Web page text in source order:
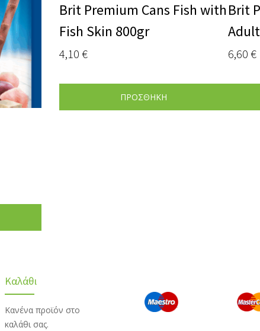
Brit Premium Cans Fish with
Fish Skin 800gr
4,10 €
ΠΡΟΣΘΗΚΗ
Brit
6,60 €
Καλάθι
Κανένα προϊόν στο
καλάθι σας.